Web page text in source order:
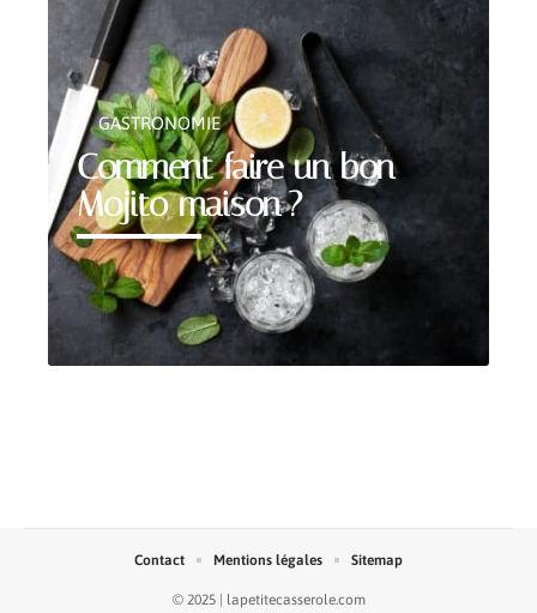
Comment faire un bon
Mojito maison ?
GASTRONOMIE
© 2025 | lapetitecasserole.com
Contact Mentions légales Sitemap